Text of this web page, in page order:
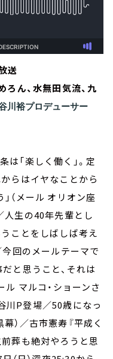
放送
ろん、水無田気流、九
川裕プロデューサー
「楽しく働く」。定
らはイヤなことから
（メール オリオン座
人生の40年先輩とし
ことをしばしば考え
今回のメールテーマで
と思うこと、それは
ル マルコ・ショーンさ
川P登場／50歳になっ
）／古市憲寿『平成く
前葬も絶対やろうと思